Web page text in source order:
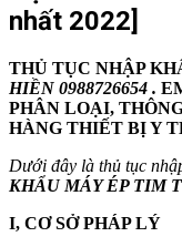
nhất 2022]
THỦ TỤC NHẬP
HIỀN 0988726654 .
PHÂN LOẠI,
HÀNG THIẾT BỊ Y
Dưới đây là thủ tục
KHẨU MÁY ÉP TIM
I, CƠ SỞ PHÁP LÝ